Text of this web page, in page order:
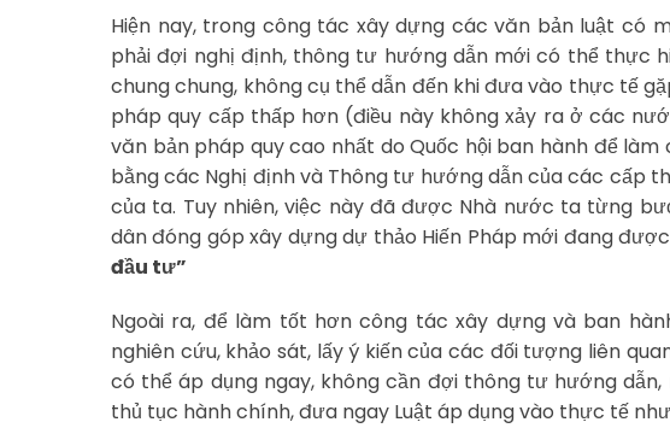
Hiện nay, trong công tác xây dựng các văn bản luật có
phải đợi nghị định, thông tư hướng dẫn mới có thể thực
chung chung, không cụ thể dẫn đến khi đưa vào thực tế
pháp quy cấp thấp hơn (điều này không xảy ra ở các
văn bản pháp quy cao nhất do Quốc hội ban hành để
bằng các Nghị định và Thông tư hướng dẫn của các cấp
của ta. Tuy nhiên, việc này đã được Nhà nước ta từng
dân đóng góp xây dựng dự thảo Hiến Pháp mới đang
đầu tư”
Ngoài ra, để làm tốt hơn công tác xây dựng và ban
nghiên cứu, khảo sát, lấy ý kiến của các đối tượng liên
có thể áp dụng ngay, không cần đợi thông tư hướng
thủ tục hành chính, đưa ngay Luật áp dụng vào thực tế